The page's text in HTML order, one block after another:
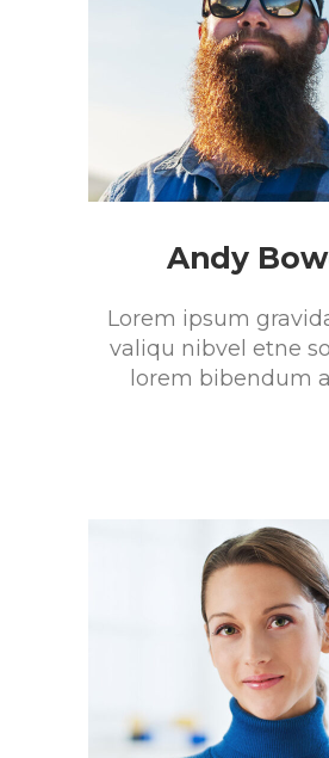
Andy
Lorem ipsum
valiqu nibvel etne
lorem bibendum